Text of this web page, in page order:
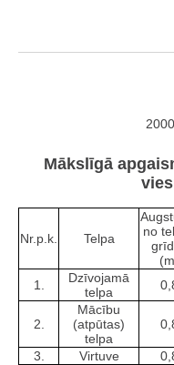
Mākslīgā
Nr.p.k. Telpa
no
1.
Dzīvojamā
telpa
2.
Mācību
(atpūtas)
telpa
3. Virtuve